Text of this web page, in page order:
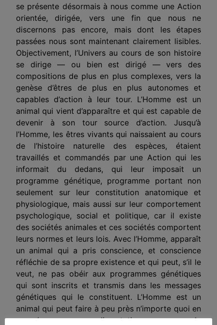
se présente désormais à nous comme une Action
orientée, dirigée, vers une fin que nous ne
discernons pas encore, mais dont les étapes
passées nous sont maintenant clairement lisibles.
Objectivement, l’Univers au cours de son histoire
se dirige — ou bien est dirigé — vers des
compositions de plus en plus complexes, vers la
genèse d’êtres de plus en plus autonomes et
capables d’action à leur tour. L’Homme est un
animal qui vient d’apparaître et qui est capable de
devenir à son tour source d’action. Jusqu’à
l’Homme, les êtres vivants qui naissaient au cours
de l’histoire naturelle des espèces, étaient
travaillés et commandés par une Action qui les
informait du dedans, qui leur imposait un
programme génétique, programme portant non
seulement sur leur constitution anatomique et
physiologique, mais aussi sur leur comportement
psychologique, social et politique, car il existe
des sociétés animales et ces sociétés comportent
leurs normes et leurs lois. Avec l’Homme, apparaît
un animal qui a pris conscience, et conscience
réfléchie de sa propre existence et qui peut, s’il le
veut, ne pas obéir aux programmes génétiques
qui sont inscrits et transmis dans les messages
génétiques qui le constituent. L’Homme est un
animal qui peut faire à peu près n’importe quoi en
ce qui concerne son alimentation, ses amours, la